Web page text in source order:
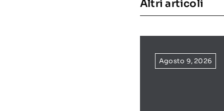
Altri articoli
Agosto 9, 2026